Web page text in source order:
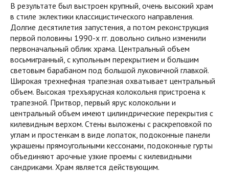
В результате был выстроен крупный, очень высокий храм
в стиле эклектики классицистического направления.
Долгие десятилетия запустения, а потом реконструкция
первой половины 1990-х гг. довольно сильно изменили
первоначальный облик храма. Центральный объем
восьмигранный, с купольным перекрытием и большим
световым барабаном под большой луковичной главкой.
Широкая трехнефная трапезная охватывает центральный
объем. Высокая трехъярусная колокольня пристроена к
трапезной. Притвор, первый ярус колокольни и
центральный объем имеют цилиндрические перекрытия с
килевидным верхом. Стены выложены с раскреповкой по
углам и простенкам в виде лопаток, подоконные панели
украшены прямоугольными кессонами, подоконные гурты
объединяют арочные узкие проемы с килевидными
сандриками. Храм является действующим.